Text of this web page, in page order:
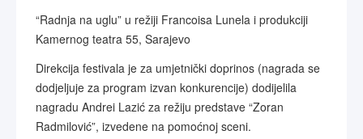
“Radnja na uglu” u režiji Francoisa Lunela i produkciji
Kamernog teatra 55, Sarajevo
Direkcija festivala je za umjetnički doprinos (nagrada se
dodjeljuje za program izvan konkurencije) dodijelila
nagradu Andrei Lazić za režiju predstave “Zoran
Radmilović”, izvedene na pomoćnoj sceni.